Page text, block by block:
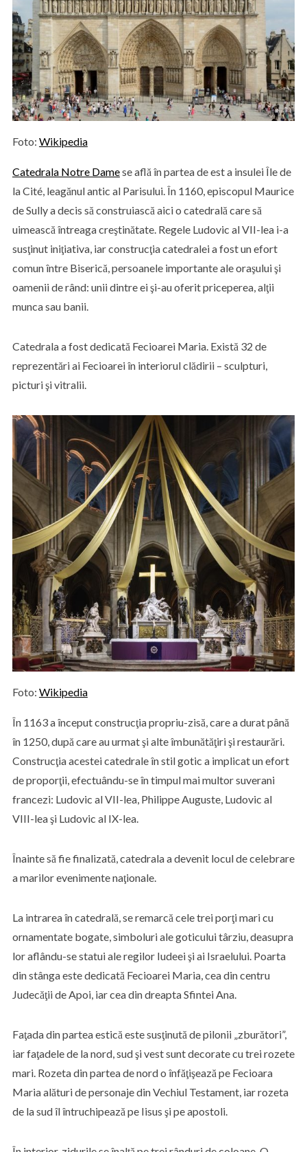
Foto: Wikipedia
Catedrala Notre Damese află în partea de est a insulei Île de
la Cité, leagănul antic al Parisului. În 1160, episcopul Maurice
de Sully a decis să construiască aici o catedrală care să
uimească întreaga creştinătate. Regele Ludovic al VII-lea i-a
susţinut iniţiativa, iar construcţia catedralei a fost un efort
comun între Biserică, persoanele importante ale oraşului şi
oamenii de rând: unii dintre ei şi-au oferit priceperea, alţii
munca sau banii.
Catedrala a fost dedicată Fecioarei Maria. Există 32 de
reprezentări ai Fecioarei în interiorul clădirii – sculpturi,
picturi şi vitralii.
Foto: Wikipedia
În 1163 a început construcţia propriu-zisă, care a durat până
în 1250, după care au urmat şi alte îmbunătăţiri şi restaurări.
Construcţia acestei catedrale în stil gotic a implicat un efort
de proporţii, efectuându-se în timpul mai multor suverani
francezi: Ludovic al VII-lea, Philippe Auguste, Ludovic al
VIII-lea şi Ludovic al IX-lea.
Înainte să fie finalizată, catedrala a devenit locul de celebrare
a marilor evenimente naţionale.
La intrarea în catedrală, se remarcă cele trei porţi mari cu
ornamentate bogate, simboluri ale goticului târziu, deasupra
lor aflându-se statui ale regilor Iudeei şi ai Israelului. Poarta
din stânga este dedicată Fecioarei Maria, cea din centru
Judecăţii de Apoi, iar cea din dreapta Sfintei Ana.
Faţada din partea estică este susţinută de pilonii „zburători”,
iar faţadele de la nord, sud şi vest sunt decorate cu trei rozete
mari. Rozeta din partea de nord o înfăţişează pe Fecioara
Maria alături de personaje din Vechiul Testament, iar rozeta
de la sud îl întruchipează pe Iisus şi pe apostoli.